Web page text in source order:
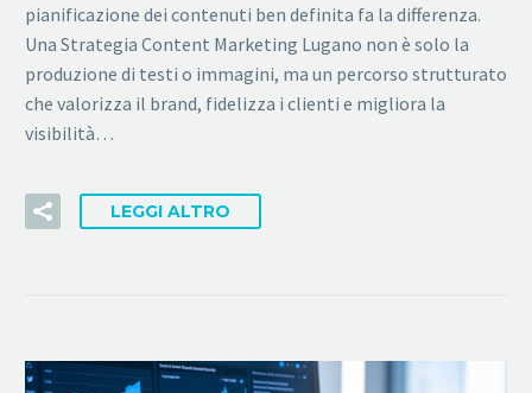
pianificazione dei contenuti ben definita fa la differenza.
Una Strategia Content Marketing Lugano non è solo la
produzione di testi o immagini, ma un percorso strutturato
che valorizza il brand, fidelizza i clienti e migliora la
visibilità…
LEGGI ALTRO